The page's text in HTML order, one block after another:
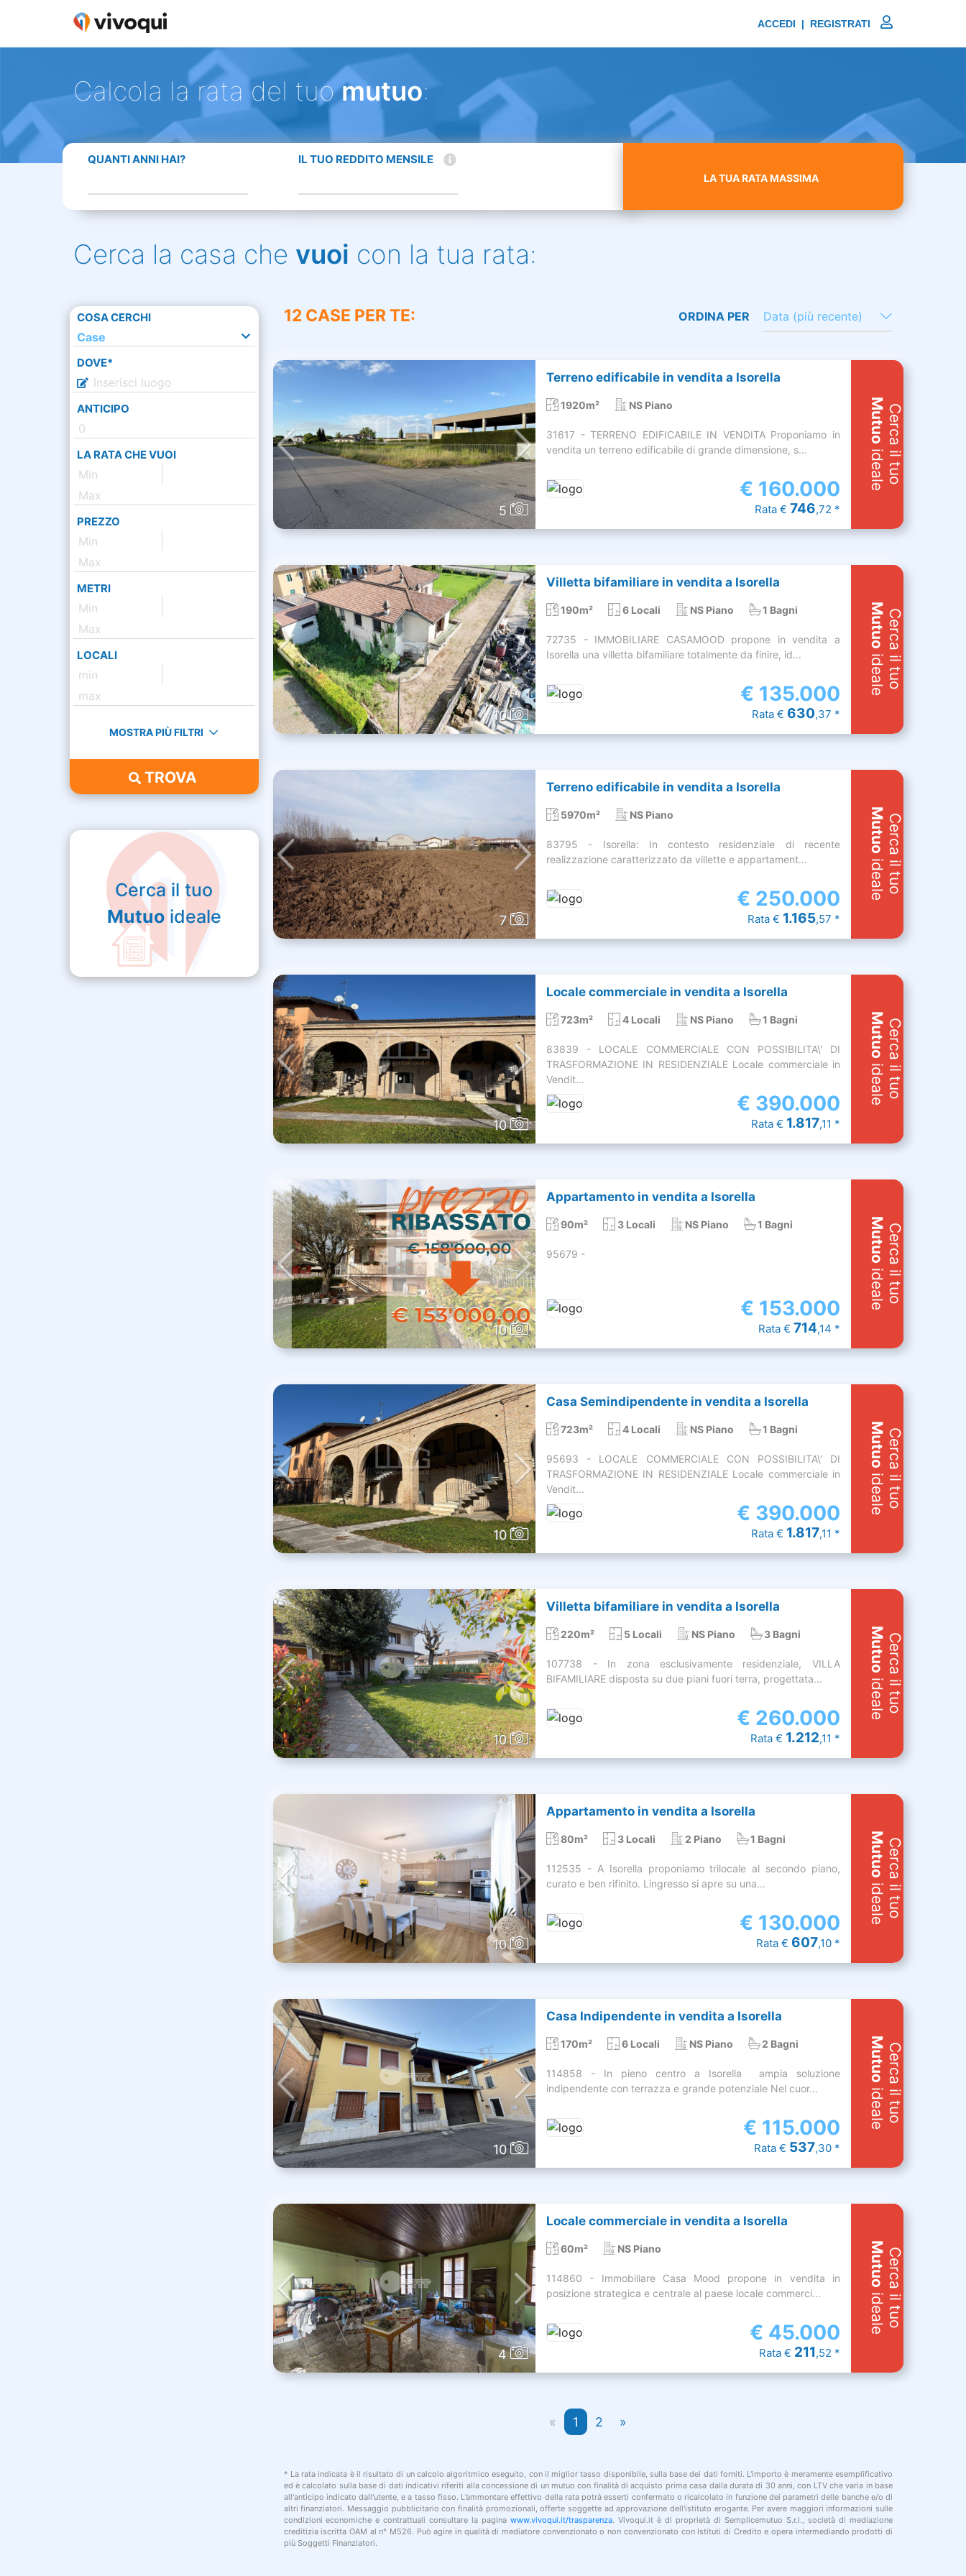
ACCEDI | REGISTRATI
Calcola la rata del tuomutuo:
QUANTI ANNI HAI? IL TUO REDDITO MENSILE
LA TUA RATA MASSIMA
Cerca la casa che vuoi con la tua rata:
COSA CERCHI
Case
DOVE*
ANTICIPO
LA RATA CHE VUOI
PREZZO
METRI
LOCALI
MOSTRA PIÙ FILTRI
TROVA
Cerca il tuo
Mutuoideale
12 CASE PER TE: ORDINA PER Data (più recente)
5
Terreno edificabile in vendita a Isorella
1920m² NS Piano
31617 - TERRENO EDIFICABILE IN VENDITA Proponiamo in
vendita un terreno edificabile di grande dimensione, s...
€ 160.000
Rata € 746,72 *
Cerca il tuo
Mutuo
ideale
10
Villetta bifamiliare in vendita a Isorella
190m² 6 Locali NS Piano 1 Bagni
72735 - IMMOBILIARE CASAMOOD propone in vendita a
Isorella una villetta bifamiliare totalmente da finire, id...
€ 135.000
Rata € 630,37 *
Cerca il tuo
Mutuo
ideale
7
Terreno edificabile in vendita a Isorella
5970m² NS Piano
83795 - Isorella: In contesto residenziale di recente
realizzazione caratterizzato da villette e appartament...
€ 250.000
Rata € 1.165,57 *
Cerca il tuo
Mutuo
ideale
10
Locale commerciale in vendita a Isorella
723m² 4 Locali NS Piano 1 Bagni
83839 - LOCALE COMMERCIALE CON POSSIBILITA\' DI
TRASFORMAZIONE IN RESIDENZIALE Locale commerciale in
Vendit...
€ 390.000
Rata € 1.817,11 *
Cerca il tuo
Mutuo
ideale
10
Appartamento in vendita a Isorella
90m² 3 Locali NS Piano 1 Bagni
95679 -
€ 153.000
Rata € 714,14 *
Cerca il tuo
Mutuo
ideale
10
Casa Semindipendente in vendita a Isorella
723m² 4 Locali NS Piano 1 Bagni
95693 - LOCALE COMMERCIALE CON POSSIBILITA\' DI
TRASFORMAZIONE IN RESIDENZIALE Locale commerciale in
Vendit...
€ 390.000
Rata € 1.817,11 *
Cerca il tuo
Mutuo
ideale
10
Villetta bifamiliare in vendita a Isorella
220m² 5 Locali NS Piano 3 Bagni
107738 - In zona esclusivamente residenziale, VILLA
BIFAMILIARE disposta su due piani fuori terra, progettata...
€ 260.000
Rata € 1.212,11 *
Cerca il tuo
Mutuo
ideale
10
Appartamento in vendita a Isorella
80m² 3 Locali 2 Piano 1 Bagni
112535 - A Isorella proponiamo trilocale al secondo piano,
curato e ben rifinito. Lingresso si apre su una...
€ 130.000
Rata € 607,10 *
Cerca il tuo
Mutuo
ideale
10
Casa Indipendente in vendita a Isorella
170m² 6 Locali NS Piano 2 Bagni
114858 - In pieno centro a Isorella  ampia soluzione
indipendente con terrazza e grande potenziale Nel cuor...
€ 115.000
Rata € 537,30 *
Cerca il tuo
Mutuo
ideale
4
Locale commerciale in vendita a Isorella
60m² NS Piano
114860 - Immobiliare Casa Mood propone in vendita in
posizione strategica e centrale al paese locale commerci...
€ 45.000
Rata € 211,52 *
Cerca il tuo
Mutuo
ideale
« 1 2 »
* La rata indicata è il risultato di un calcolo algoritmico eseguito, con il miglior tasso disponibile, sulla base dei dati forniti. L'importo è meramente esemplificativo
ed è calcolato sulla base di dati indicativi riferiti alla concessione di un mutuo con finalità di acquisto prima casa dalla durata di 30 anni, con LTV che varia in base
all'anticipo indicato dall'utente, e a tasso fisso. L’ammontare effettivo della rata potrà esserti confermato o ricalcolato in funzione dei parametri delle banche e/o di
altri finanziatori. Messaggio pubblicitario con finalità promozionali, offerte soggette ad approvazione dell'istituto erogante. Per avere maggiori informazioni sulle
condizioni economiche e contrattuali consultare la paginawww.vivoqui.it/trasparenza. Vivoqui.it è di proprietà di Semplicemutuo S.r.l., società di mediazione
creditizia iscritta OAM al n° M526. Può agire in qualità di mediatore convenzionato o non convenzionato con Istituti di Credito e opera intermediando prodotti di
più Soggetti Finanziatori.